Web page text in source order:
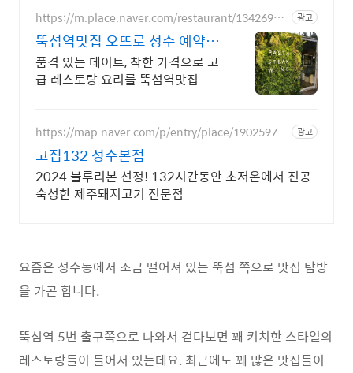
https://m.place.naver.com/restaurant/13426975
39/
광고
뚝섬역맛집 오뜨로 성수 예약가
능
품격 있는 데이트, 착한 가격으로 고
급 레스토랑 요리를 뚝섬역맛집
https://map.naver.com/p/entry/place/19025972 광고
고집132 성수본점
2024 블루리본 선정! 132시간동안 초저온에서 진공
숙성한 제주돼지고기 전문점
요즘은 성수동에서 조금 떨어져 있는 뚝섬 쪽으로 맛집 탐방
을 가곤 합니다.
뚝섬역 5번 출구쪽으로 나와서 걷다보면 꽤 키치한 스타일의
레스토랑들이 들어서 있는데요. 최근에도 꽤 많은 맛집들이